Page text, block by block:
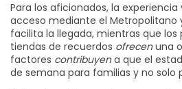
Para los aficionados, la experiencia
acceso mediante el Metropolitano
facilita la llegada, mientras que
tiendas de recuerdos ofrecenuna
factores contribuyena que el
de semana para familias y no solo